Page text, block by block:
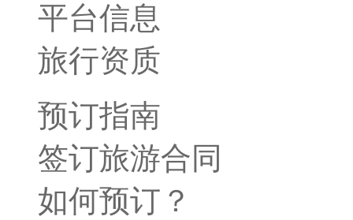
平台信息
旅行资质
预订指南
签订旅游合同
如何预订？